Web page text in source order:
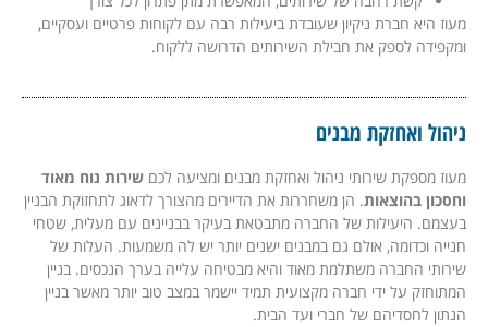
מעוז היא חברת ניקיון שעובדת ביעילות רבה עם לקוחות פרטיים ועסקיים,
ומקפידה לספק את חבילת השירותים הדרושה ללקוח.
ניהול ואחזקת מבנים
מעוז מספקת שירותי ניהול ואחזקת מבנים​ ומציעה לכם שירות נוח מאוד
וחסכון בהוצאות. הן משחררות את הדיירים מהצורך לדאוג לתחזוקת הבניין
בעצמם. היעילות של החברה מתבטאת בעיקר בבניינים עם מעלית, שטחי
חנייה וכדומה, אולם גם במבנים ישנים יותר יש לה משמעות. העלות של
שירותי החברה משתלמת מאוד והיא מבטיחה עלייה בערך הנכסים. בניין
המתוחזק על ידי חברה מקצועית תמיד יישמר במצב טוב יותר מאשר בניין
הנתון לחסדיהם של חברי ועד הבית.